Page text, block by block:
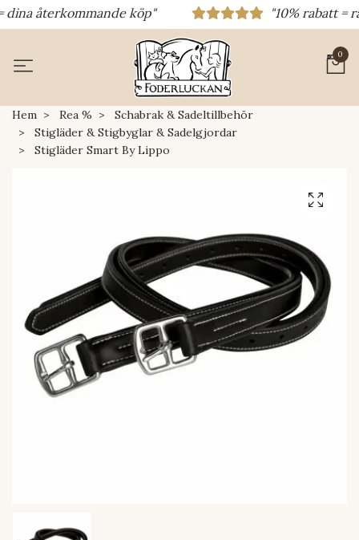
återkommande köp" "10% rabatt =
0
Hem Rea %
Schabrak & Sadeltillbehör
Stigläder & Stigbyglar & Sadelgjordar
Stigläder Smart By Lippo